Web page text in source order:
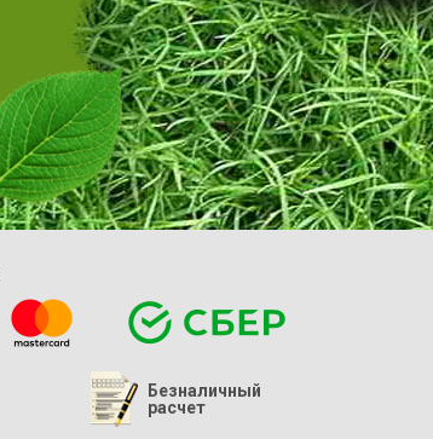
Безналичный
расчет